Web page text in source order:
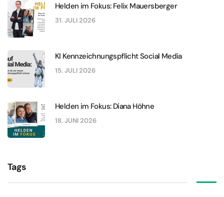
Helden im Fokus: Felix Mauersberger
31. JULI 2026
KI Kennzeichnungspflicht Social Media
15. JULI 2026
Helden im Fokus: Diana Höhne
18. JUNI 2026
Tags